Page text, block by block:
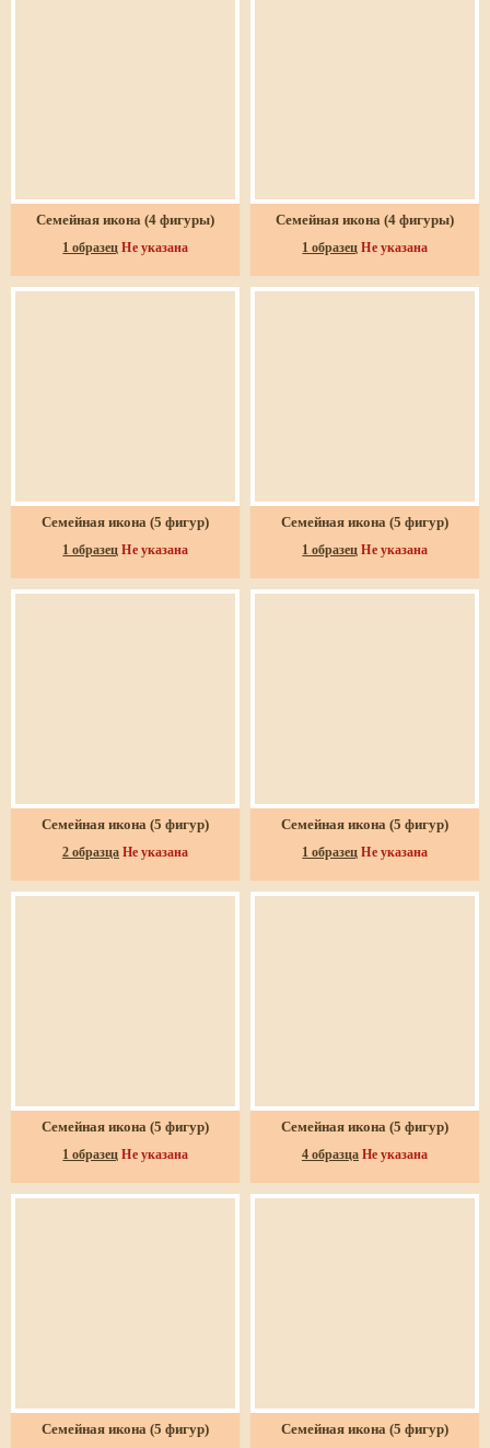
Семейная икона (4 фигуры)
1 образец Не указана
Семейная икона (4 фигуры)
1 образец Не указана
Семейная икона (5 фигур)
1 образец Не указана
Семейная икона (5 фигур)
1 образец Не указана
Семейная икона (5 фигур)
2 образца Не указана
Семейная икона (5 фигур)
1 образец Не указана
Семейная икона (5 фигур)
1 образец Не указана
Семейная икона (5 фигур)
4 образца Не указана
Семейная икона (5 фигур)
Семейная икона (5 фигур)